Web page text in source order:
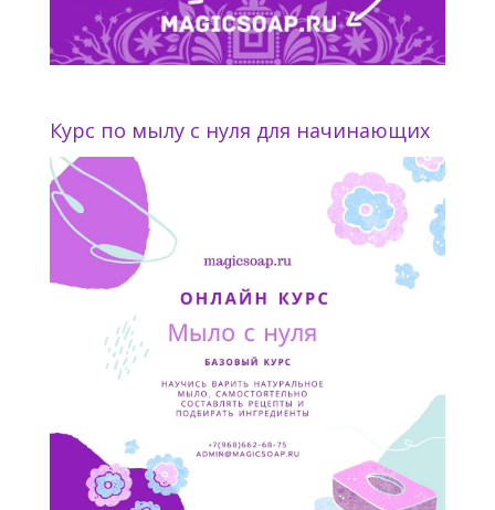
Курс по мылу с нуля для начинающих